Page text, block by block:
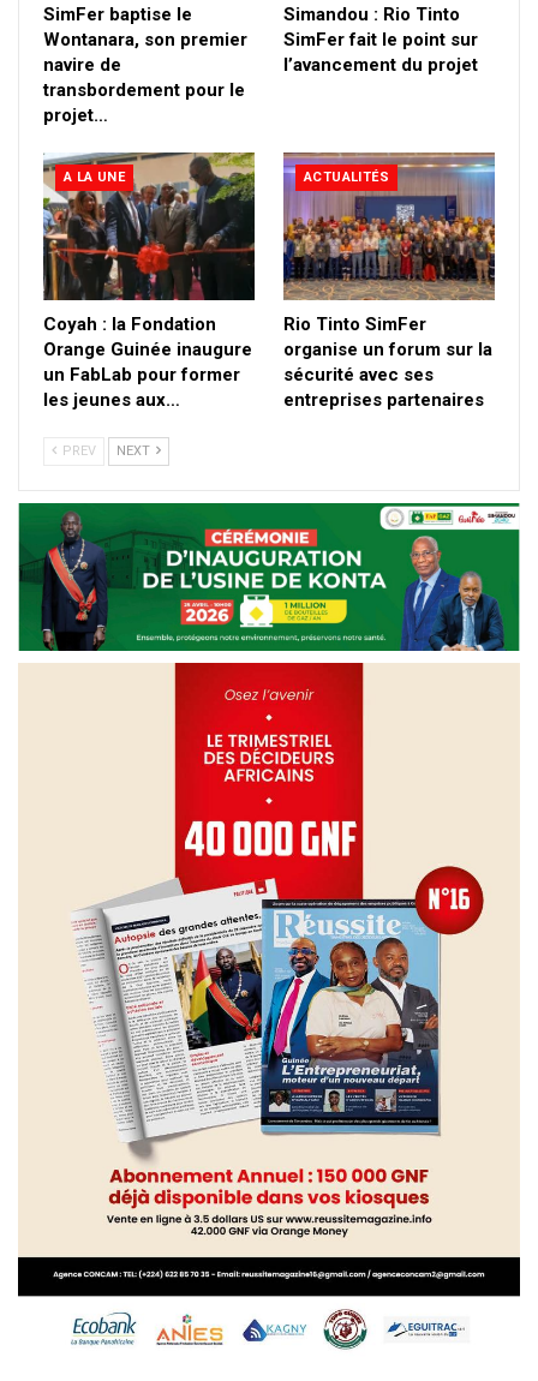
SimFer baptise le
Wontanara, son premier
navire de
transbordement pour le
projet…
Simandou : Rio Tinto
SimFer fait le point sur
l’avancement du projet
A LA UNE
Coyah : la Fondation
Orange Guinée inaugure
un FabLab pour former
les jeunes aux…
ACTUALITÉS
Rio Tinto SimFer
organise un forum sur la
sécurité avec ses
entreprises partenaires
PREV NEXT